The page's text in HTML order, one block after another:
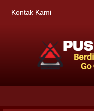
Kontak Kami